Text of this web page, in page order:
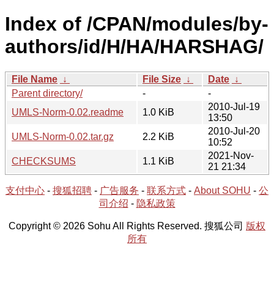
Index of /CPAN/modules/by-
authors/id/H/HA/HARSHAG/
File Name ↓ File Size ↓ Date ↓
Parent directory/
-
-
UMLS-Norm-0.02.readme
1.0 KiB
2010-Jul-19
13:50
UMLS-Norm-0.02.tar.gz
2.2 KiB
2010-Jul-20
10:52
CHECKSUMS
1.1 KiB
2021-Nov-
21 21:34
支付中心 - 搜狐招聘 - 广告服务 - 联系方式 - About SOHU - 公
司介绍 - 隐私政策
Copyright © 2026 Sohu All Rights Reserved. 搜狐公司 版权
所有